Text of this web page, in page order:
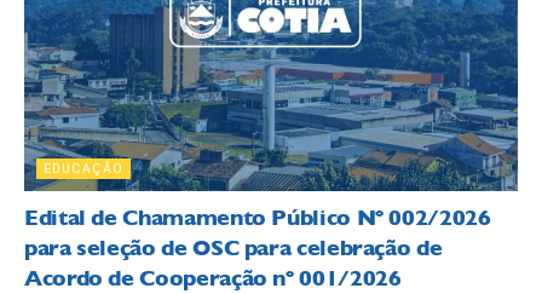
EDUCAÇÃO
Edital de Chamamento Público Nº 002/2026
para seleção de OSC para celebração de
Acordo de Cooperação nº 001/2026